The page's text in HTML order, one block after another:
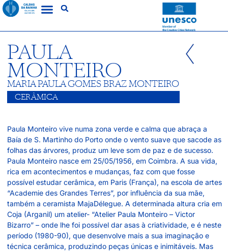
PAULA
MONTEIRO
MARIA PAULA GOMES BRAZ MONTEIRO
CERÂMICA
Paula Monteiro vive numa zona verde e calma que abraça a
Baía de S. Martinho do Porto onde o vento suave que sacode as
folhas das árvores, produz um leve som de paz e de sucesso.
Paula Monteiro nasce em 25/05/1956, em Coimbra. A sua vida,
rica em acontecimentos e mudanças, faz com que fosse
possível estudar cerâmica, em Paris (França), na escola de artes
“Academie des Grandes Terres”, por influência da sua mãe,
também a ceramista MajaDélegue. A determinada altura cria em
Coja (Arganil) um atelier- “Atelier Paula Monteiro – Victor
Bizarro” – onde lhe foi possível dar asas à criatividade, e é neste
período (1980-90), que desenvolve mais a sua imaginação e
técnica cerâmica, produzindo peças únicas e inimitáveis. Mas